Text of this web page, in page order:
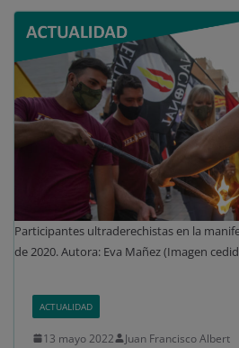
Participantes ultraderechistas en la
de 2020. Autora: Eva Mañez (Imagen
ACTUALIDAD
13 mayo 2022
Juan Francisco Albert